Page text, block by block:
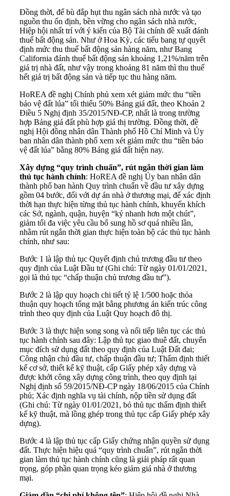
Đồng thời, để bù đắp hụt thu ngân sách nhà nước và tạo
nguồn thu ổn định, bền vững cho ngân sách nhà nước,
Hiệp hội nhất trí với ý kiến của Bộ Tài chính đề xuất đánh
thuế bất động sản. Như ở Hoa Kỳ, các tiểu bang tự quyết
định mức thu thuế bất động sản hàng năm, như Bang
California đánh thuế bất động sản khoảng 1,21%/năm trên
giá trị nhà đất, như vậy trong khoảng 81 năm thì thu thuế
hết giá trị bất động sản và tiếp tục thu hàng năm.
HoREA đề nghị Chính phủ xem xét giảm mức thu “tiền
bảo vệ đất lúa” tối thiểu 50% Bảng giá đất, theo Khoản 2
Điều 5 Nghị định 35/2015/NĐ-CP, nhất là trong trường
hợp Bảng giá đất phù hợp giá thị trường. Đồng thời, đề
nghị Hội đồng nhân dân Thành phố Hồ Chí Minh và Ủy
ban nhân dân thành phố xem xét giảm mức thu “tiền bảo
vệ đất lúa” bằng 80% Bảng giá đất hiện nay.
Xây dựng “quy trình chuẩn”, rút ngắn thời gian làm
thủ tục hành chính: HoREA đề nghị Ủy ban nhân dân
thành phố ban hành Quy trình chuẩn về đầu tư xây dựng
gồm 04 bước, đối với dự án nhà ở thương mại, để xác định
thời hạn thực hiện từng thủ tục hành chính, khuyến khích
các Sở, ngành, quận, huyện “ký nhanh hơn một chút”,
giảm tối đa việc yêu cầu bổ sung hồ sơ quá nhiều lần,
nhằm rút ngắn thời gian thực hiện toàn bộ các thủ tục hành
chính, như sau:
Bước 1 là lập thủ tục Quyết định chủ trương đầu tư theo
quy định của Luật Đầu tư (Ghi chú: Từ ngày 01/01/2021,
gọi là thủ tục “chấp thuận chủ trương đầu tư”).
Bước 2 là lập quy hoạch chi tiết tỷ lệ 1/500 hoặc thỏa
thuận quy hoạch tổng mặt bằng phương án kiến trúc công
trình theo quy định của Luật Quy hoạch đô thị.
Bước 3 là thực hiện song song và nối tiếp liên tục các thủ
tục hành chính sau đây: Lập thủ tục giao thuê đất, chuyển
mục đích sử dụng đất theo quy định của Luật Đất đai;
Công nhận chủ đầu tư, chấp thuận đầu tư; Thẩm định thiết
kế cơ sở, thiết kế kỹ thuật, cấp Giấy phép xây dựng và
được khởi công xây dựng công trình, theo quy định tại
Nghị định số 59/2015/NĐ-CP ngày 18/06/2015 của Chính
phủ; Xác định nghĩa vụ tài chính, nộp tiền sử dụng đất
(Ghi chú: Từ ngày 01/01/2021, bỏ thủ tục thẩm định thiết
kế kỹ thuật, mà lồng ghép trong thủ tục cấp Giấy phép xây
dựng).
Bước 4 là lập thủ tục cấp Giấy chứng nhận quyền sử dụng
đất. Thực hiện hiệu quả “quy trình chuẩn”, rút ngắn thời
gian làm thủ tục hành chính cũng là giải pháp rất quan
trọng, góp phần quan trọng kéo giảm giá nhà ở thương
mại.